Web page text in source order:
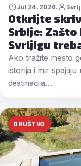
Jul 24. 2026.
Otkrijte
Srbije: Zašto
Svrljigu
Ako tražite mesto
istorija i mir spajaju
destinacija…
DRUŠTVO